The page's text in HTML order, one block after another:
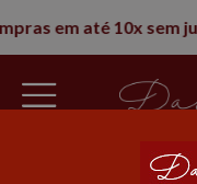
5% de